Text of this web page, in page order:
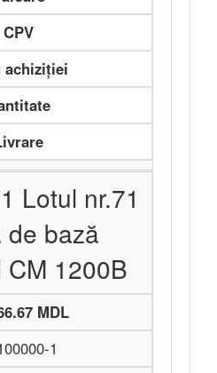
CPV
achiziției
Lotul nr.71
de bază
CM 1200B
MDL
1